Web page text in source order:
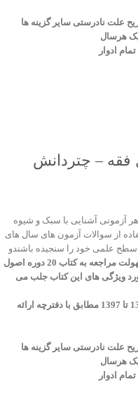
علت نادرستی سایر گزینه ها
هرسال
ادوار
آزمونی آشنایی با سبک و شیوه
از سوالات آزمون های سال های
سطح علمی خود را سنجیده باشندو
جهت سهولت مراجعه به کتاب 20 دوره اصول
ویژگی های این کتاب جلب می
گرداوری 20 دوره سوالات اصول فقه از سال 1380 تا 1397 مطابق با دفترچه ارائه
علت نادرستی سایر گزینه ها
هرسال
ادوار